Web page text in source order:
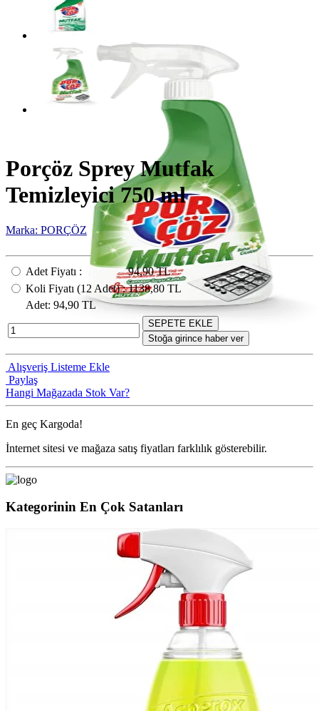
Porçöz Sprey Mutfak
Temizleyici 750 ml
Marka: PORÇÖZ
Adet Fiyatı :
94,90 TL
Koli Fiyatı (12 Adet) : 1138,80 TL
Adet: 94,90 TL
SEPETE EKLE
Stoğa girince haber ver
Alışveriş Listeme Ekle
Paylaş
Hangi Mağazada Stok Var?
En geç Kargoda!
İnternet sitesi ve mağaza satış fiyatları farklılık gösterebilir.
Kategorinin En Çok Satanları